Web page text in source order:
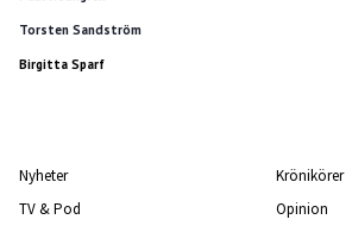
Torsten Sandström
Birgitta Sparf
Nyheter
TV & Pod
Krönikörer
Opinion